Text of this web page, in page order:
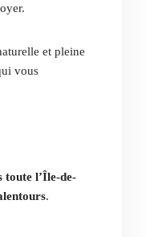
et pleine
vous
toute l’Île-de-
.